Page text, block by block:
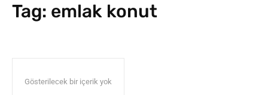
Tag: emlak konut
Gösterilecek bir içerik yok